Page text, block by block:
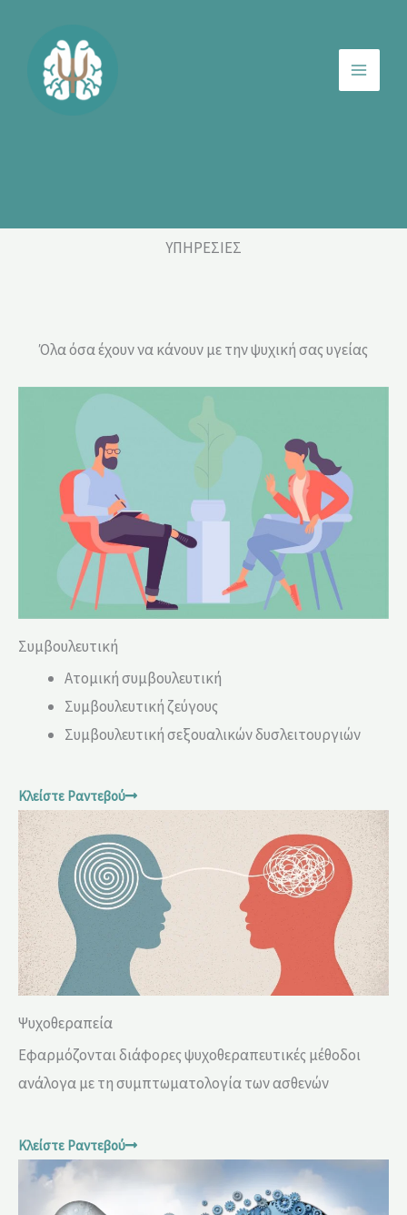
περιεχόμενο
ΥΠΗΡΕΣΙΕΣ
Όλα όσα έχουν να κάνουν με την ψυχική σας υγείας
Συμβουλευτική
Ατομική συμβουλευτική
Συμβουλευτική ζεύγους
Συμβουλευτική σεξουαλικών δυσλειτουργιών
Κλείστε Ραντεβού
Ψυχοθεραπεία
Εφαρμόζονται διάφορες ψυχοθεραπευτικές μέθοδοι
ανάλογα με τη συμπτωματολογία των ασθενών
Κλείστε Ραντεβού